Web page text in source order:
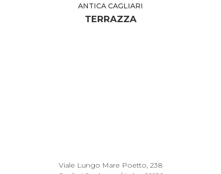
ANTICA CAGLIARI
TERRAZZA
Viale Lungo Mare Poetto, 238